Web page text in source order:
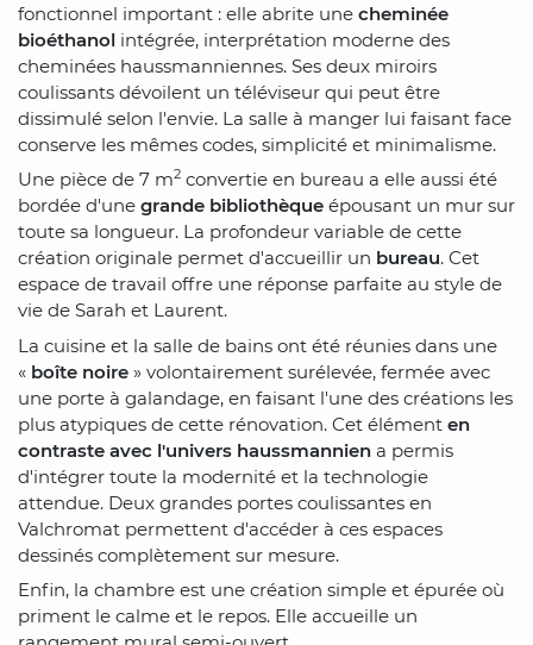
fonctionnel important : elle abrite une cheminée
bioéthanol intégrée, interprétation moderne des
cheminées haussmanniennes. Ses deux miroirs
coulissants dévoilent un téléviseur qui peut être
dissimulé selon l'envie. La salle à manger lui faisant face
conserve les mêmes codes, simplicité et minimalisme.
Une pièce de 7 m2 convertie en bureau a elle aussi été
bordée d'une grande bibliothèque épousant un mur sur
toute sa longueur. La profondeur variable de cette
création originale permet d'accueillir un bureau. Cet
espace de travail offre une réponse parfaite au style de
vie de Sarah et Laurent.
La cuisine et la salle de bains ont été réunies dans une
« boîte noire » volontairement surélevée, fermée avec
une porte à galandage, en faisant l'une des créations les
plus atypiques de cette rénovation. Cet élément en
contraste avec l'univers haussmannien a permis
d'intégrer toute la modernité et la technologie
attendue. Deux grandes portes coulissantes en
Valchromat permettent d'accéder à ces espaces
dessinés complètement sur mesure.
Enfin, la chambre est une création simple et épurée où
priment le calme et le repos. Elle accueille un